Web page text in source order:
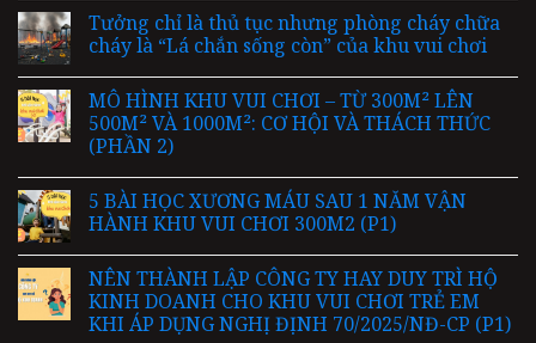
Tưởng chỉ là thủ tục nhưng phòng cháy chữa
cháy là “Lá chắn sống còn” của khu vui chơi
MÔ HÌNH KHU VUI CHƠI – TỪ 300M² LÊN
500M² VÀ 1000M²: CƠ HỘI VÀ THÁCH THỨC
(PHẦN 2)
5 BÀI HỌC XƯƠNG MÁU SAU 1 NĂM VẬN
HÀNH KHU VUI CHƠI 300M2 (P1)
NÊN THÀNH LẬP CÔNG TY HAY DUY TRÌ HỘ
KINH DOANH CHO KHU VUI CHƠI TRẺ EM
KHI ÁP DỤNG NGHỊ ĐỊNH 70/2025/NĐ-CP (P1)